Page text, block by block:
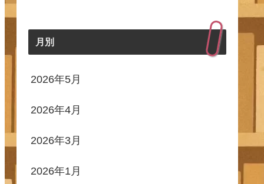
月別
2026年5月
2026年4月
2026年3月
2026年1月